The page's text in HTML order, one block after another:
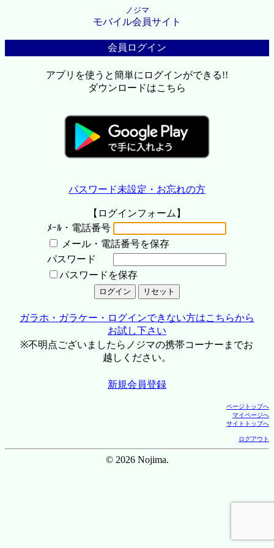
ノジマ
モバイル会員サイト
会員ログイン
アプリを使うと簡単にログインができる!!
ダウンロードはこちら
パスワード未設定・お忘れの方
【ログインフォーム】
ﾒｰﾙ・電話番号
メール・電話番号を保存
パスワード
パスワードを保存
ガラホ・ガラケー・ログインできない方はこちらから
お試し下さい
※不明点ございましたらノジマの携帯コーナーまでお
越しください。
新規会員登録
ページトップへ
マイページへ
サイトトップへ
ログアウト
© 2026 Nojima.